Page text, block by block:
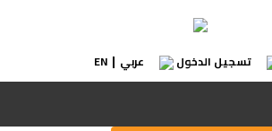
تسجيل الدخول عربي |
EN
المطلوبة في النظام